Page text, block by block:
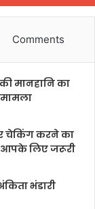
Comments
मानहानि का
मामला
चेकिंग करने का
आपके लिए जरूरी
भंडारी